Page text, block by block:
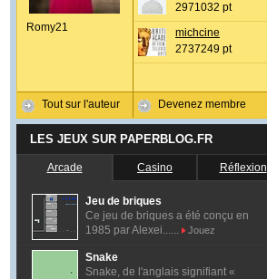
Romy21
Tout sur l'auteur
2971032 pt
michcine
2737249 pt
Devenez membre
LES JEUX SUR PAPERBLOG.FR
Arcade Casino Réflexion
Jeu de briques
Ce jeu de briques a été conçu en
1985 par Alexei......
Jouez
Snake
Snake, de l'anglais signifiant «